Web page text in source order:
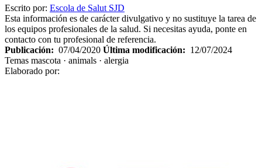
Escrito por: Escola de Salut SJD
Esta información es de carácter divulgativo y no sustituye la tarea de
los equipos profesionales de la salud. Si necesitas ayuda, ponte en
contacto con tu profesional de referencia.
Publicación: 07/04/2020 Última modificación: 12/07/2024
Temas mascota · animals · alergia
Elaborado por: